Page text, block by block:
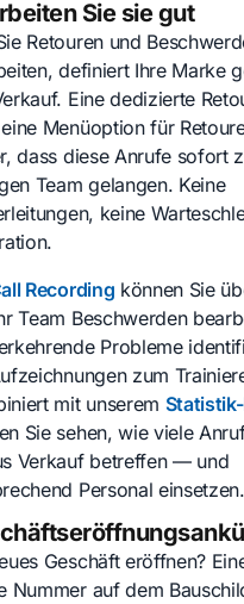
Sie sie gut
Retouren und
definiert Ihre Marke
Eine dedizierte
Menüoption für
dass diese Anrufe sofort
Team gelangen. Keine
keine
Recording können Sie
Team Beschwerden
Probleme
zum
mit unserem
Sie sehen, wie viele
Verkauf betreffen — und
Personal einsetzen.
Geschäft eröffnen?
Nummer auf dem